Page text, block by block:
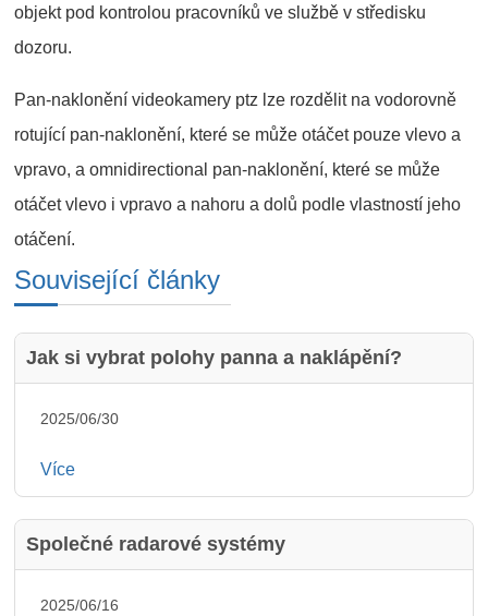
objekt pod kontrolou pracovníků ve službě v středisku
dozoru.
Pan-naklonění videokamery ptz lze rozdělit na vodorovně
rotující pan-naklonění, které se může otáčet pouze vlevo a
vpravo, a omnidirectional pan-naklonění, které se může
otáčet vlevo i vpravo a nahoru a dolů podle vlastností jeho
otáčení.
Související články
Jak si vybrat polohy panna a naklápění?
2025/06/30
Více
Společné radarové systémy
2025/06/16